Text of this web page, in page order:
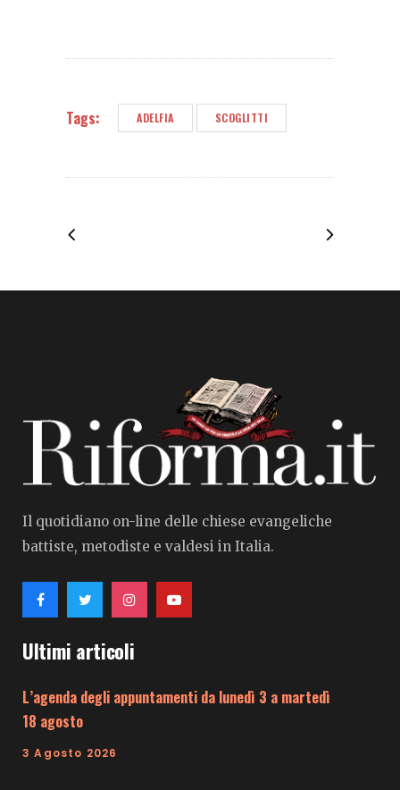
Tags: ADELFIA SCOGLITTI
Il quotidiano on-line delle chiese evangeliche
battiste, metodiste e valdesi in Italia.
Ultimi articoli
L’agenda degli appuntamenti da lunedì 3 a martedì
18 agosto
3 Agosto 2026